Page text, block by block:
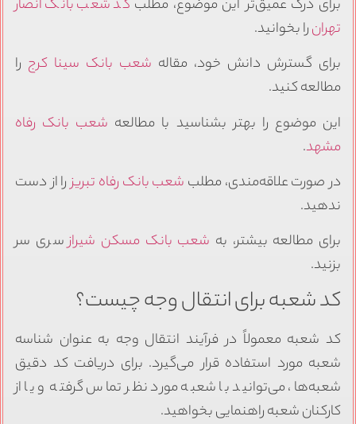
برای درک عمیق‌تر این موضوع، مطلب کد شعب بانک انصار
تهرانرا بخوانید.
برای گسترش دانش خود، مقاله شعب بانک سینا کرجرا
مطالعه کنید.
این موضوع را بهتر بشناسید با مطالعه شعب بانک رفاه
مشهد.
در صورت علاقه‌مندی، مطلب شعب بانک رفاه تبریزرا از دست
ندهید.
برای مطالعه بیشتر، به شعب بانک مسکن شیرازسری سر
بزنید.
کد شعبه برای انتقال وجه چیست؟
کد شعبه معمولاً در فرآیند انتقال وجه به عنوان شناسه
شعبه مورد استفاده قرار می‌گیرد. برای دریافت کد دقیق
شعبه‌ها، می‌توانید با شعبه مورد نظر تماس گرفته و یا از
کارکنان شعبه راهنمایی بخواهید.